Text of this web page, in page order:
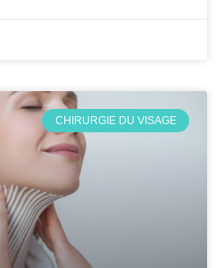
CHIRURGIE DU VISAGE